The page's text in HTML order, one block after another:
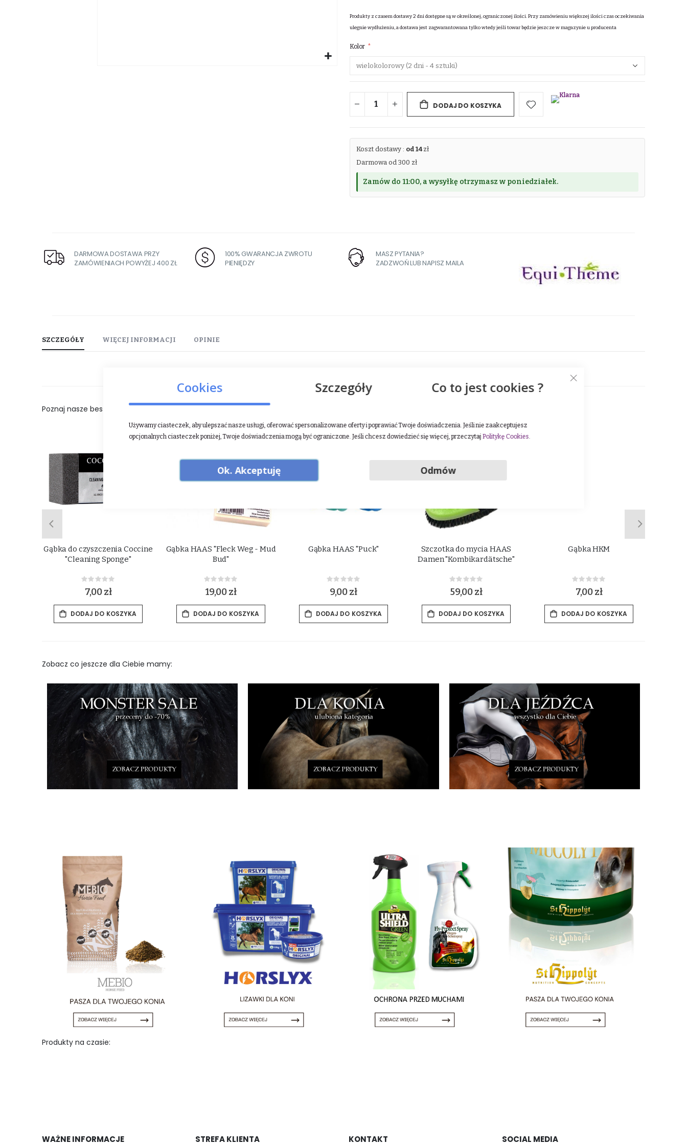
Produkty z czasem dostawy 2 dni dostępne są w określonej, ograniczonej ilości. Przy zamówieniu większej ilości czas oczekiwania
ulegnie wydłużeniu, a dostawa jest zagwarantowana tylko wtedy jeśli towar będzie jeszcze w magazynie u producenta
Kolor
DODAJ DO KOSZYKA
Koszt dostawy : od 14zł
Darmowa od 300 zł
Zamów do 11:00, a wysyłkę otrzymasz w poniedziałek.
DARMOWA DOSTAWA PRZY
ZAMÓWIENIACH POWYŻEJ 400 ZŁ
100% GWARANCJA ZWROTU
PIENIĘDZY
MASZ PYTANIA?
ZADZWOŃ LUB NAPISZ MAILA
SZCZEGÓŁY WIĘCEJ INFORMACJI OPINIE
Poznaj nasze bestsellery:
Gąbka do czyszczenia Coccine
"Cleaning Sponge"
Rating:
0%
7,00 zł
DODAJ DO KOSZYKA
Gąbka HAAS "Fleck Weg - Mud
Bud"
Rating:
0%
19,00 zł
DODAJ DO KOSZYKA
Gąbka HAAS "Puck"
Rating:
0%
9,00 zł
DODAJ DO KOSZYKA
Szczotka do mycia HAAS
Damen "Kombikardätsche"
Rating:
0%
59,00 zł
DODAJ DO KOSZYKA
Gąbka HKM
Rating:
0%
7,00 zł
DODAJ DO KOSZYKA
Zobacz co jeszcze dla Ciebie mamy:
Produkty na czasie:
WAŻNE INFORMACJE STREFA KLIENTA KONTAKT SOCIAL MEDIA
Cookies Szczegóły Co to jest cookies ?
Używamy ciasteczek, aby ulepszać nasze usługi, oferować spersonalizowane oferty i poprawiać Twoje doświadczenia. Jeśli nie zaakceptujesz
opcjonalnych ciasteczek poniżej, Twoje doświadczenia mogą być ograniczone. Jeśli chcesz dowiedzieć się więcej, przeczytaj Politykę Cookies.
Ok. Akceptuję Odmów